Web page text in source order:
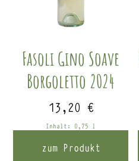
Fasoli Gino Soave
Borgoletto 2024
13,20 €
Inhalt: 0,75 l
zum Produkt